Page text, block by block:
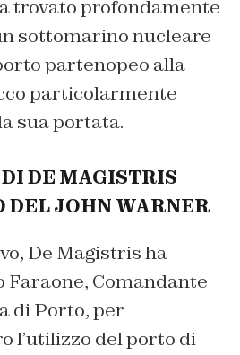
trovato profondamente
sottomarino nucleare
partenopeo alla
particolarmente
sua portata.
DE MAGISTRIS
DEL JOHN WARNER
De Magistris ha
Comandante
di Porto, per
l’utilizzo del porto di